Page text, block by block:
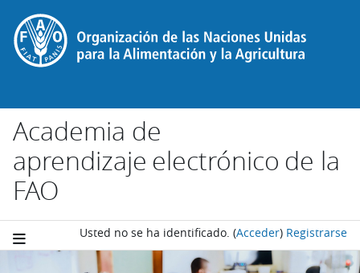
Salta al contenido principal
Academia de
aprendizaje electrónico de la
FAO
Usted no se ha identificado. (Acceder) Registrarse